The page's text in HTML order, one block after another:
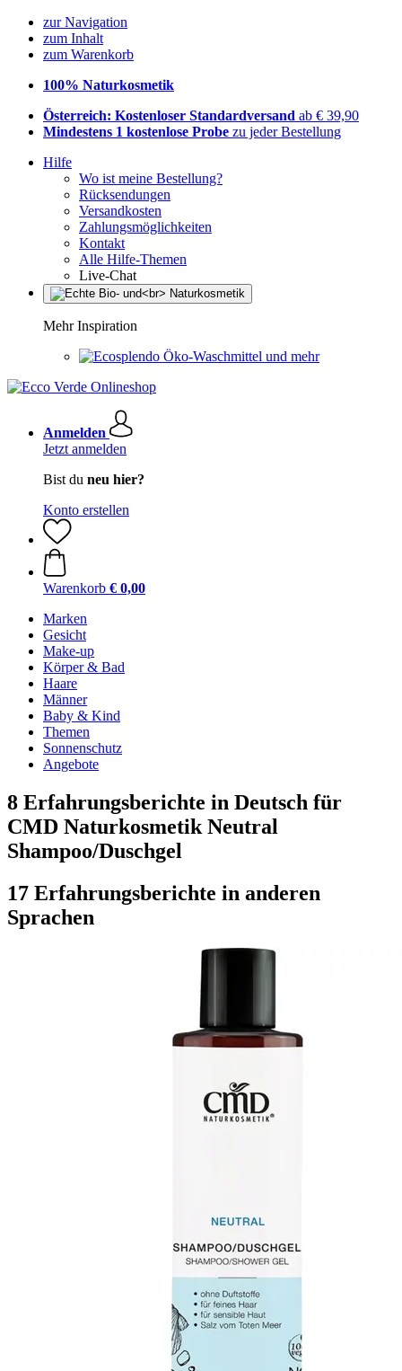
zur Navigation
zum Inhalt
zum Warenkorb
100% Naturkosmetik
Österreich: Kostenloser Standardversand ab € 39,90
Mindestens 1 kostenlose Probe zu jeder Bestellung
Hilfe
Wo ist meine Bestellung?
Rücksendungen
Versandkosten
Zahlungsmöglichkeiten
Kontakt
Alle Hilfe-Themen
Live-Chat
Mehr Inspiration
Öko-Waschmittel und mehr
Anmelden
Jetzt anmelden
Bist du neu hier?
Konto erstellen
Warenkorb € 0,00
Marken
Gesicht
Make-up
Körper & Bad
Haare
Männer
Baby & Kind
Themen
Sonnenschutz
Angebote
8 Erfahrungsberichte in Deutsch für
CMD Naturkosmetik Neutral
Shampoo/Duschgel
17 Erfahrungsberichte in anderen
Sprachen